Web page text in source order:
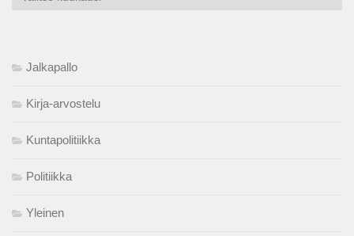
Jalkapallo
Kirja-arvostelu
Kuntapolitiikka
Politiikka
Yleinen